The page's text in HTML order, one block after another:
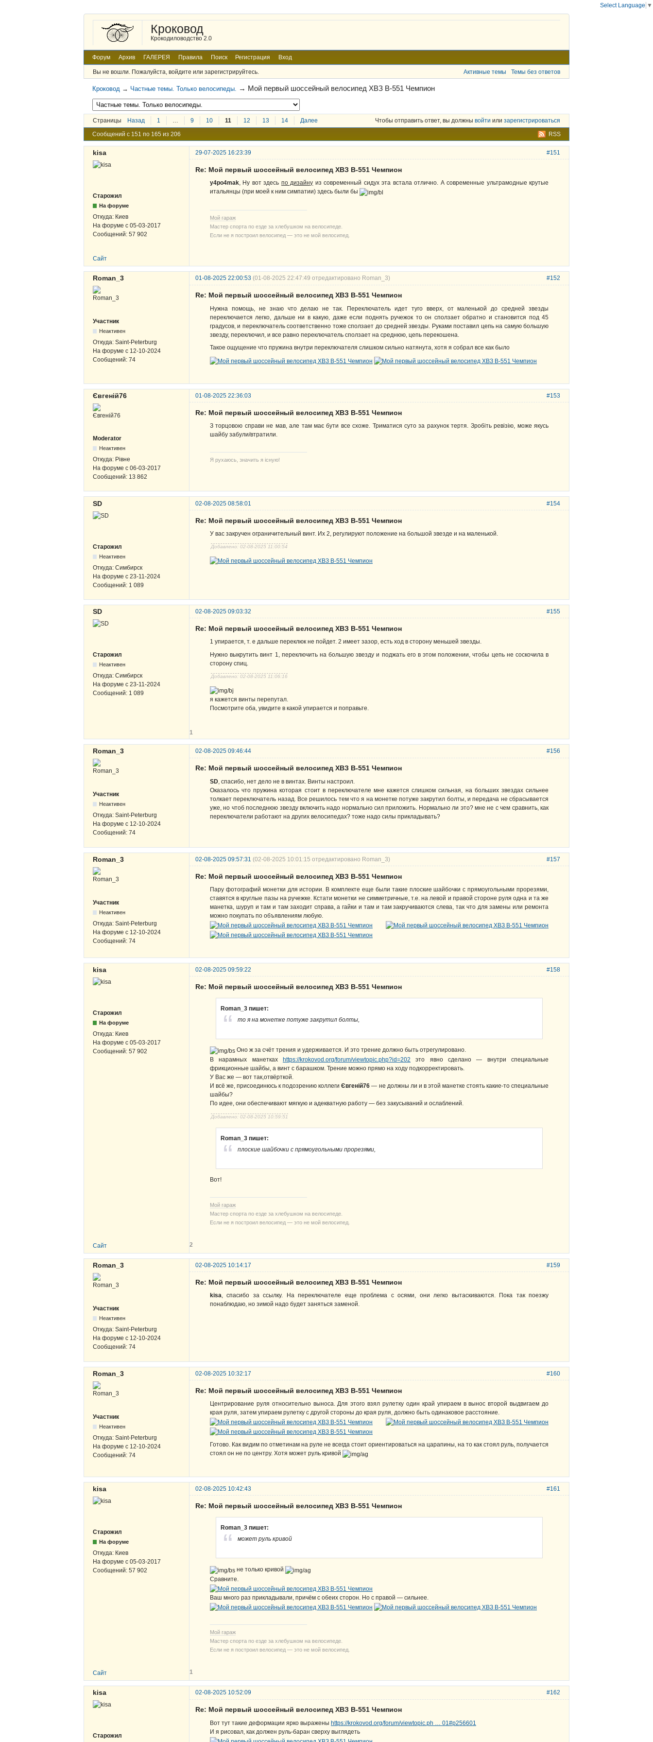
Кроковод
Крокодиловодство 2.0
Форум Архив ГАЛЕРЕЯ Правила Поиск Регистрация Вход
Вы не вошли. Пожалуйста, войдите или зарегистрируйтесь. Активные темы Темы без ответов
Кроковод → Частные темы. Только велосипеды. → Мой первый шоссейный велосипед ХВЗ В-551 Чемпион
Страницы Назад 1 … 9 10 11 12 13 14 Далее Чтобы отправить ответ, вы должны войти или зарегистрироваться
RSS
Сообщений с 151 по 165 из 206
#151
kisa 29-07-2025 16:23:39
Старожил
На форуме
Откуда: Киев
На форуме с 05-03-2017
Сообщений: 57 902
Re: Мой первый шоссейный велосипед ХВЗ В-551 Чемпион
y4po4mak, Ну вот здесь по дизайну из современный сидух эта встала отлично. А современные ультрамодные крутые
итальянцы (при моей к ним симпатии) здесь были бы
Мой гараж
Мастер спорта по езде за хлебушком на велосипеде.
Если не я построил велосипед — это не мой велосипед.
Сайт
#152
Roman_3 01-08-2025 22:00:53 (01-08-2025 22:47:49 отредактировано Roman_3)
Участник
Неактивен
Откуда: Saint-Peterburg
На форуме с 12-10-2024
Сообщений: 74
Re: Мой первый шоссейный велосипед ХВЗ В-551 Чемпион
Нужна помощь, не знаю что делаю не так. Переключатель идет туго вверх, от маленькой до средней звезды
переключается легко, дальше ни в какую, даже если поднять ручежок то он сползает обратно и становится под 45
градусов, и переключатель соответственно тоже сползает до средней звезды. Руками поставил цепь на самую большую
звезду, переключил, и все равно переключатель сползает на среднюю, цепь перекошена.
Такое ощущение что пружина внутри переключателя слишком сильно натянута, хотя я собрал все как было
#153
Євгеній76 01-08-2025 22:36:03
Moderator
Неактивен
Откуда: Рівне
На форуме с 06-03-2017
Сообщений: 13 862
Re: Мой первый шоссейный велосипед ХВЗ В-551 Чемпион
З торцовою справи не мав, але там має бути все схоже. Триматися суто за рахунок тертя. Зробіть ревізію, може якусь
шайбу забули/втратили.
Я рухаюсь, значить я існую!
#154
SD 02-08-2025 08:58:01
Старожил
Неактивен
Откуда: Симбирск
На форуме с 23-11-2024
Сообщений: 1 089
Re: Мой первый шоссейный велосипед ХВЗ В-551 Чемпион
У вас закручен ограничительный винт. Их 2, регулируют положение на большой звезде и на маленькой.
Добавлено: 02-08-2025 11:00:54
#155
SD 02-08-2025 09:03:32
Старожил
Неактивен
Откуда: Симбирск
На форуме с 23-11-2024
Сообщений: 1 089
Re: Мой первый шоссейный велосипед ХВЗ В-551 Чемпион
1 упирается, т. е дальше переклюк не пойдет. 2 имеет зазор, есть ход в сторону меньшей звезды.
Нужно выкрутить винт 1, переключить на большую звезду и поджать его в этом положении, чтобы цепь не соскочила в
сторону спиц.
Добавлено: 02-08-2025 11:06:16
я кажется винты перепутал.
Посмотрите оба, увидите в какой упирается и поправьте.
1
#156
Roman_3 02-08-2025 09:46:44
Участник
Неактивен
Откуда: Saint-Peterburg
На форуме с 12-10-2024
Сообщений: 74
Re: Мой первый шоссейный велосипед ХВЗ В-551 Чемпион
SD , спасибо, нет дело не в винтах. Винты настроил.
Оказалось что пружина которая стоит в переключателе мне кажется слишком сильная, на больших звездах сильнее
толкает переключатель назад. Все решилось тем что я на монетке потуже закрутил болты, и передача не сбрасывается
уже, но чтоб последнюю звезду включить надо нормально сил приложить. Нормально ли это? мне не с чем сравнить, как
переключатели работают на других велосипедах? тоже надо силы прикладывать?
#157
Roman_3 02-08-2025 09:57:31 (02-08-2025 10:01:15 отредактировано Roman_3)
Участник
Неактивен
Откуда: Saint-Peterburg
На форуме с 12-10-2024
Сообщений: 74
Re: Мой первый шоссейный велосипед ХВЗ В-551 Чемпион
Пару фотографий монетки для истории. В комплекте еще были такие плоские шайбочки с прямоугольными прорезями,
ставятся в круглые пазы на ручежке. Кстати монетки не симметричные, т.е. на левой и правой стороне руля одна и та же
манетка, шуруп и там и там заходит справа, а гайки и там и там закручиваются слева, так что для замены или ремонта
можно покупать по объявлениям любую.
#158
kisa 02-08-2025 09:59:22
Старожил
На форуме
Откуда: Киев
На форуме с 05-03-2017
Сообщений: 57 902
Re: Мой первый шоссейный велосипед ХВЗ В-551 Чемпион
Roman_3 пишет:
то я на монетке потуже закрутил болты,
Оно ж за счёт трения и удерживается. И это трение должно быть отрегулировано.
В нарамных манетках https://krokovod.org/forum/viewtopic.php?id=202 это явно сделано — внутри специальные
фрикционные шайбы, а винт с барашком. Трение можно прямо на ходу подкорректировать.
У Вас же — вот так,отвёрткой.
И всё же, присоединюсь к подозрению коллегиЄвгеній76 — не должны ли и в этой манетке стоять какие-то специальные
шайбы?
По идее, они обеспечивают мягкую и адекватную работу — без закусываний и ослаблений.
Добавлено: 02-08-2025 10:59:51
Roman_3 пишет:
плоские шайбочки с прямоугольными прорезями,
Вот!
Мой гараж
Мастер спорта по езде за хлебушком на велосипеде.
Если не я построил велосипед — это не мой велосипед.
Сайт 2
#159
Roman_3 02-08-2025 10:14:17
Участник
Неактивен
Откуда: Saint-Peterburg
На форуме с 12-10-2024
Сообщений: 74
Re: Мой первый шоссейный велосипед ХВЗ В-551 Чемпион
kisa, спасибо за ссылку. На переключателе еще проблема с осями, они легко вытаскиваются. Пока так поезжу
понаблюдаю, но зимой надо будет заняться заменой.
#160
Roman_3 02-08-2025 10:32:17
Участник
Неактивен
Откуда: Saint-Peterburg
На форуме с 12-10-2024
Сообщений: 74
Re: Мой первый шоссейный велосипед ХВЗ В-551 Чемпион
Центрирование руля относительно выноса. Для этого взял рулетку один край упираем в вынос второй выдвигаем до
края руля, затем упираем рулетку с другой стороны до края руля, должно быть одинаковое расстояние.
Готово. Как видим по отметинам на руле не всегда стоит ориентироваться на царапины, на то как стоял руль, получается
стоял он не по центру. Хотя может руль кривой
#161
kisa 02-08-2025 10:42:43
Старожил
На форуме
Откуда: Киев
На форуме с 05-03-2017
Сообщений: 57 902
Re: Мой первый шоссейный велосипед ХВЗ В-551 Чемпион
Roman_3 пишет:
может руль кривой
не только кривой
Сравните.
Ваш много раз прикладывали, причём с обеих сторон. Но с правой — сильнее.
Мой гараж
Мастер спорта по езде за хлебушком на велосипеде.
Если не я построил велосипед — это не мой велосипед.
Сайт 1
#162
kisa 02-08-2025 10:52:09
Старожил
Re: Мой первый шоссейный велосипед ХВЗ В-551 Чемпион
Вот тут такие деформации ярко выражены https://krokovod.org/forum/viewtopic.ph … 01#p256601
И я рисовал, как должен руль-баран сверху выглядеть
Select Language ▼